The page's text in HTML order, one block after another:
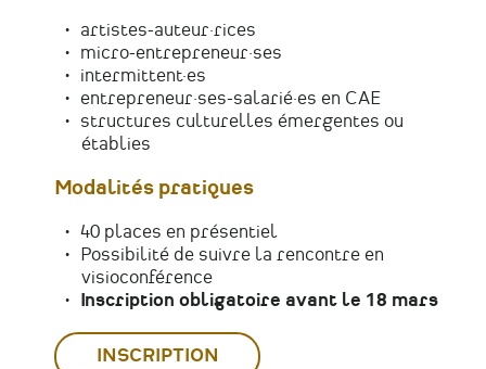
artistes-auteur·rices
micro-entrepreneur·ses
intermittent·es
entrepreneur·ses-salarié·es en CAE
structures culturelles émergentes ou
établies
Modalités pratiques
40 places en présentiel
Possibilité de suivre la rencontre en
visioconférence
Inscription obligatoire avant le 18 mars
INSCRIPTION